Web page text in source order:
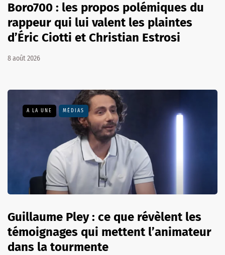
Boro700 : les propos polémiques du
rappeur qui lui valent les plaintes
d’Éric Ciotti et Christian Estrosi
8 août 2026
A LA UNE MÉDIAS
Guillaume Pley : ce que révèlent les
témoignages qui mettent l’animateur
dans la tourmente